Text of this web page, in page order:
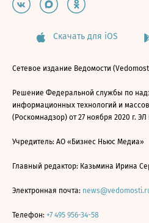
Скачать для iOS
Сетевое издание Ведомости
Решение Федеральной службы по
информационных технологий и
(Роскомнадзор) от 27 ноября 2020 г.
Учредитель: АО «Бизнес Ньюс Медиа»
Главный редактор: Казьмина Ирина
Электронная почта:
Телефон: +7 495 956-34-58